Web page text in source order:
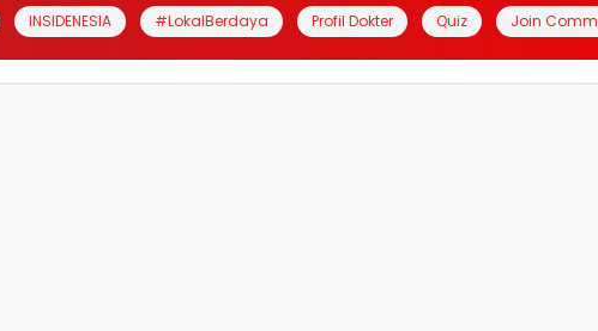
INSIDENESIA #LokalBerdaya Profil Dokter Quiz Join